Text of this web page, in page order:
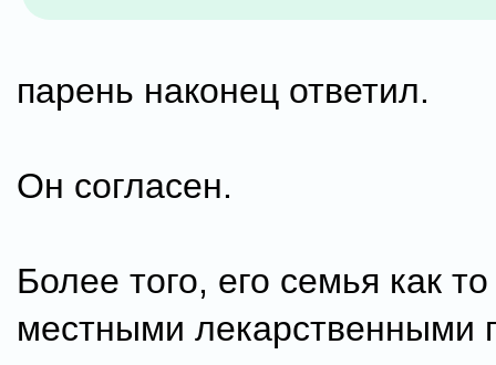
парень наконец ответил.
Он согласен.
Более того, его семья как
местными лекарственными